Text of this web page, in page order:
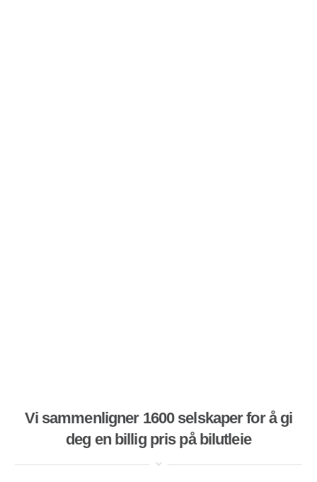
Vi sammenligner 1600 selskaper for å gi
deg en billig pris på bilutleie